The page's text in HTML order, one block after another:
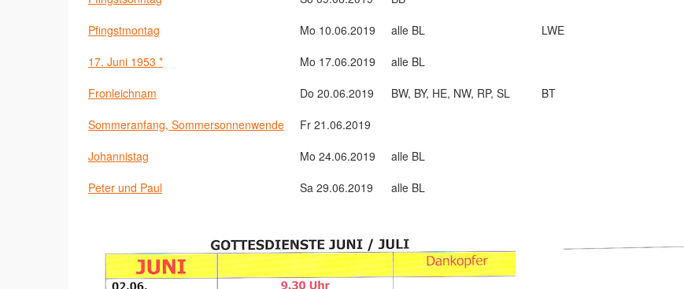
Pfingstmontag
Mo 10.06.2019 alle BL
LWE
17. Juni 1953 *
Mo 17.06.2019
alle BL
Fronleichnam
Do 20.06.2019 BW, BY, HE, NW, RP, SL
BT
Sommeranfang, Sommersonnenwende
Fr 21.06.2019
Johannistag
Mo 24.06.2019
alle BL
Peter und Paul
Sa 29.06.2019 alle BL